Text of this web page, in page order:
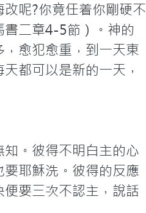
呢?你竟任着你剛硬不
書二章4-5節）。神的
愈犯愈重，到一天東
都可以是新的一天，
。彼得不明白主的心
耶穌洗。彼得的反應
要三次不認主，說話